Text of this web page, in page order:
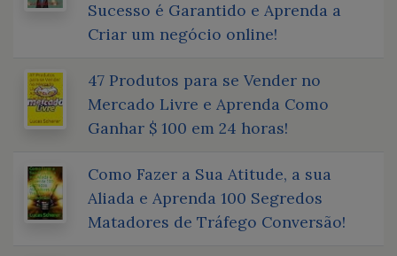
Sucesso é Garantido e Aprenda a
Criar um negócio online!
47 Produtos para se Vender no
Mercado Livre e Aprenda Como
Ganhar $ 100 em 24 horas!
Como Fazer a Sua Atitude, a sua
Aliada e Aprenda 100 Segredos
Matadores de Tráfego Conversão!